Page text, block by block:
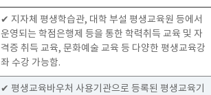
✔ 지자체 평생학습관, 대학 부설 평생교육원 등에서
운영되는 학점은행제 등을 통한 학력취득 교육 및 자
격증 취득 교육, 문화예술 교육 등 다양한 평생교육강
좌 수강 가능함.
✔ 평생교육바우처 사용기관으로 등록된 평생교육기